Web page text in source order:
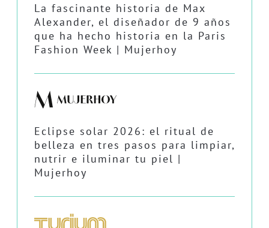
La fascinante historia de Max
Alexander, el diseñador de 9 años
que ha hecho historia en la Paris
Fashion Week | Mujerhoy
Eclipse solar 2026: el ritual de
belleza en tres pasos para limpiar,
nutrir e iluminar tu piel |
Mujerhoy